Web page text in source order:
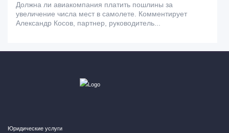
Должна ли авиакомпания платить пошлины за
увеличение числа мест в самолете. Комментирует
Александр Косов, партнер, руководитель...
Юридические услуги